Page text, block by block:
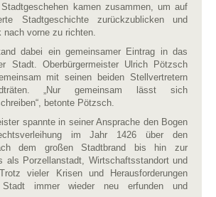
kamen zusammen, um auf
Stadtgeschichte zurückzublicken und
vorne zu richten.
dabei ein gemeinsamer Eintrag in das
Stadt. Oberbürgermeister Ulrich Pötzsch
mit seinen beiden Stellvertretern
„Nur gemeinsam lässt sich
betonte Pötzsch.
spannte in seiner Ansprache den Bogen
im Jahr 1426 über den
dem großen Stadtbrand bis hin zur
als Porzellanstadt, Wirtschaftsstandort und
vieler Krisen und Herausforderungen
immer wieder neu erfunden und